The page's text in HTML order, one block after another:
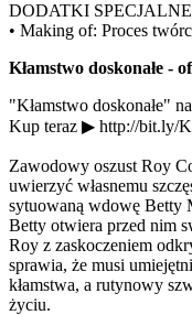
DODATKI
• Making of: Proces
Kłamstwo doskonałe -
"Kłamstwo doskonałe"
Kup teraz ▶ http://bit.ly/
Zawodowy oszust Roy
uwierzyć własnemu
sytuowaną wdowę Betty
Betty otwiera przed nim
Roy z zaskoczeniem
sprawia, że musi
kłamstwa, a rutynowy
życiu.